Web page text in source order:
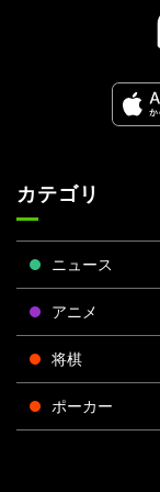
カテゴリ
ニュース
アニメ
将棋
ポーカー